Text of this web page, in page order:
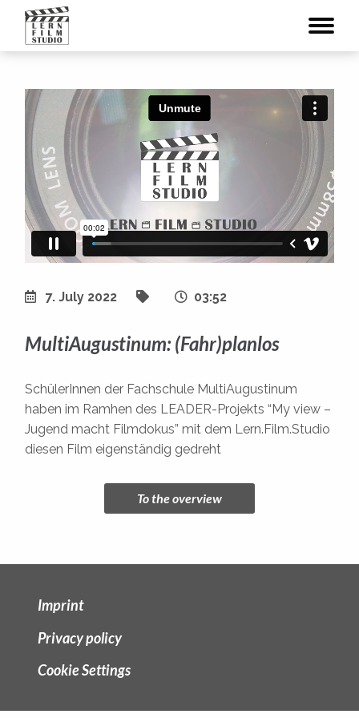
SchülerInnen der Fachschule MultiAugustinum
haben im Ramhen des LEADER-Projekts “My view –
Jugend macht Filmdokus” mit dem Lern.Film.Studio
diesen Film eigenständig gedreht
To the overview
7. July 2022 03:52
MultiAugustinum: (Fahr)planlos
Imprint
Privacy policy
Cookie Settings